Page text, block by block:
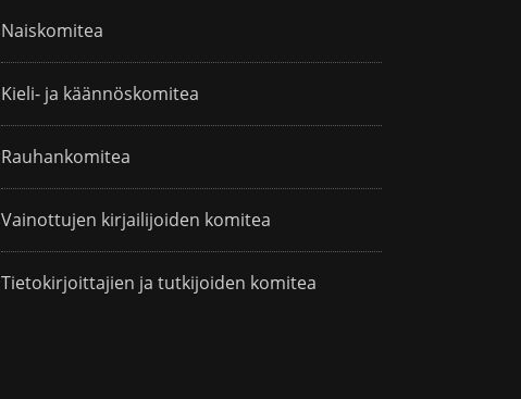
Naiskomitea
Kieli- ja käännöskomitea
Rauhankomitea
Vainottujen kirjailijoiden komitea
Tietokirjoittajien ja tutkijoiden komitea